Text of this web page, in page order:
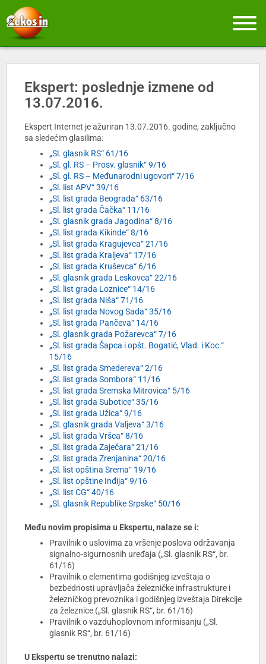
Ekspert: poslednje izmene od
13.07.2016.
Ekspert Internet je ažuriran 13.07.2016. godine, zaključno
sa sledećim glasilima:
„Sl. glasnik RS“ 61/16
„Sl. gl. RS – Prosv. glasnik“ 9/16
„Sl. gl. RS – Međunarodni ugovori“ 7/16
„Sl. list APV“ 39/16
„Sl. list grada Beograda“ 63/16
„Sl. list grada Čačka“ 11/16
„Sl. glasnik grada Jagodina“ 8/16
„Sl. list grada Kikinde“ 8/16
„Sl. list grada Kragujevca“ 21/16
„Sl. list grada Kraljeva“ 17/16
„Sl. list grada Kruševca“ 6/16
„Sl. glasnik grada Leskovca“ 22/16
„Sl. list grada Loznice“ 14/16
„Sl. list grada Niša“ 71/16
„Sl. list grada Novog Sada“ 35/16
„Sl. list grada Pančeva“ 14/16
„Sl. glasnik grada Požarevca“ 7/16
„Sl. list grada Šapca i opšt. Bogatić, Vlad. i Koc.“
15/16
„Sl. list grada Smedereva“ 2/16
„Sl. list grada Sombora“ 11/16
„Sl. list grada Sremska Mitrovica“ 5/16
„Sl. list grada Subotice“ 35/16
„Sl. list grada Užica“ 9/16
„Sl. glasnik grada Valjeva“ 3/16
„Sl. list grada Vršca“ 8/16
„Sl. list grada Zaječara“ 21/16
„Sl. list grada Zrenjanina“ 20/16
„Sl. list opština Srema“ 19/16
„Sl. list opštine Inđija“ 9/16
„Sl. list CG“ 40/16
„Sl. glasnik Republike Srpske“ 50/16
Među novim propisima u Ekspertu, nalaze se i:
Pravilnik o uslovima za vršenje poslova održavanja
signalno-sigurnosnih uređaja („Sl. glasnik RS“, br.
61/16)
Pravilnik o elementima godišnjeg izveštaja o
bezbednosti upravljača železničke infrastrukture i
železničkog prevoznika i godišnjeg izveštaja Direkcije
za železnice („Sl. glasnik RS“, br. 61/16)
Pravilnik o vazduhoplovnom informisanju („Sl.
glasnik RS“, br. 61/16)
U Ekspertu se trenutno nalazi: